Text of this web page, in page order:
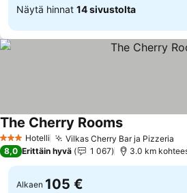
Näytä hinnat 14 sivustolta
3 Tähtiluokitus
Hotelli Vilkas Cherry Bar ja Pizzeria
The Cherry Rooms
8,0 Erittäin hyvä 1 067 3.0 km
Alkaen 105 €